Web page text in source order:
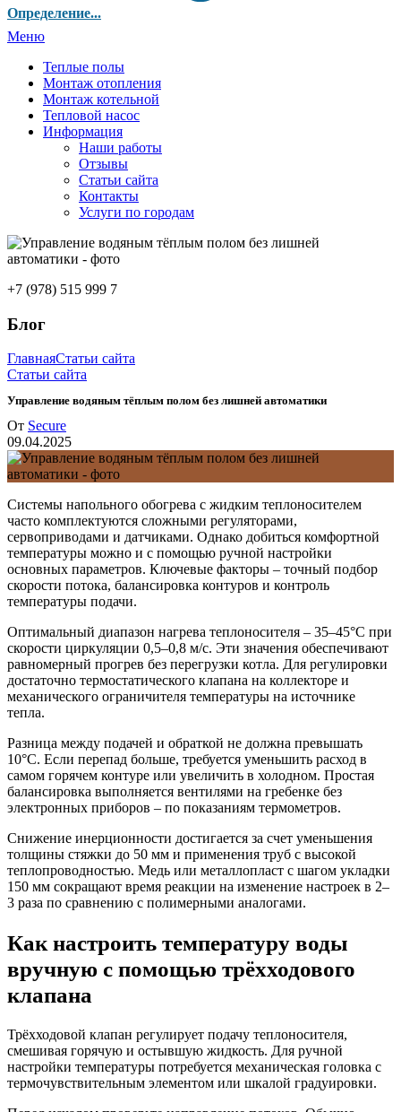
Определение...
Меню
Теплые полы
Монтаж отопления
Монтаж котельной
Тепловой насос
Информация
Наши работы
Отзывы
Статьи сайта
Контакты
Услуги по городам
+7 (978) 515 999 7
Блог
ГлавнаяСтатьи сайта
Статьи сайта
Управление водяным тёплым полом без лишней автоматики
От Secure
09.04.2025
Системы напольного обогрева с жидким теплоносителем
часто комплектуются сложными регуляторами,
сервоприводами и датчиками. Однако добиться комфортной
температуры можно и с помощью ручной настройки
основных параметров. Ключевые факторы – точный подбор
скорости потока, балансировка контуров и контроль
температуры подачи.
Оптимальный диапазон нагрева теплоносителя – 35–45°C при
скорости циркуляции 0,5–0,8 м/с. Эти значения обеспечивают
равномерный прогрев без перегрузки котла. Для регулировки
достаточно термостатического клапана на коллекторе и
механического ограничителя температуры на источнике
тепла.
Разница между подачей и обраткой не должна превышать
10°C. Если перепад больше, требуется уменьшить расход в
самом горячем контуре или увеличить в холодном. Простая
балансировка выполняется вентилями на гребенке без
электронных приборов – по показаниям термометров.
Снижение инерционности достигается за счет уменьшения
толщины стяжки до 50 мм и применения труб с высокой
теплопроводностью. Медь или металлопласт с шагом укладки
150 мм сокращают время реакции на изменение настроек в 2–
3 раза по сравнению с полимерными аналогами.
Как настроить температуру воды
вручную с помощью трёхходового
клапана
Трёхходовой клапан регулирует подачу теплоносителя,
смешивая горячую и остывшую жидкость. Для ручной
настройки температуры потребуется механическая головка с
термочувствительным элементом или шкалой градуировки.